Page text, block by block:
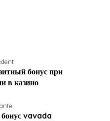
бонус при
в казино
vavada